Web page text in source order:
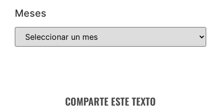
Meses
COMPARTE ESTE TEXTO